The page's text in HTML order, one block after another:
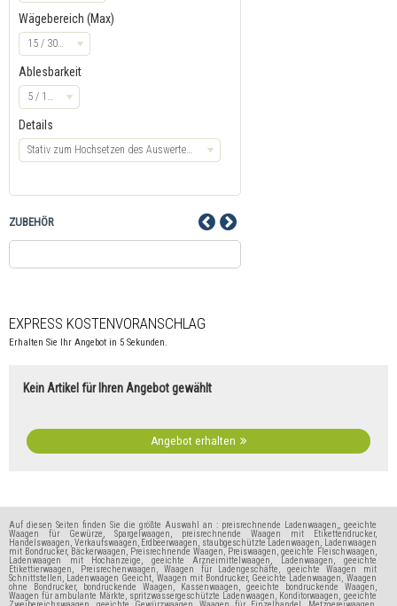
Wägebereich (Max)
15 / 30 kg
Ablesbarkeit
5 / 10 g
Details
Stativ zum Hochsetzen des Auswertegerätes
ZUBEHÖR
EXPRESS KOSTENVORANSCHLAG
Erhalten Sie Ihr Angebot in 5 Sekunden.
Kein Artikel für Ihren Angebot gewählt
Angebot erhalten
Auf diesen Seiten finden Sie die größte Auswahl an : preisrechnende Ladenwaagen,, geeichte
Waagen für Gewürze, Spargelwaagen, preisrechnende Waagen mit Etikettendrucker,
Handelswaagen, Verkaufswaagen, Erdbeerwaagen, staubgeschützte Ladenwaagen, Ladenwaagen
mit Bondrucker, Bäckerwaagen, Preisrechnende Waagen, Preiswaagen, geeichte Fleischwaagen,
Ladenwaagen mit Hochanzeige, geeichte Arzneimittelwaagen, Ladenwaagen, geeichte
Etikettierwaagen, Preisrechenwaagen, Waagen für Ladengeschäfte, geeichte Waagen mit
Schnittstellen, Ladenwaagen Geeicht, Waagen mit Bondrucker, Geeichte Ladenwaagen, Waagen
ohne Bondrucker, bondruckende Waagen, Kassenwaagen, geeichte bondruckende Waagen,
Waagen für ambulante Märkte, spritzwassergeschützte Ladenwaagen, Konditorwaagen, geeichte